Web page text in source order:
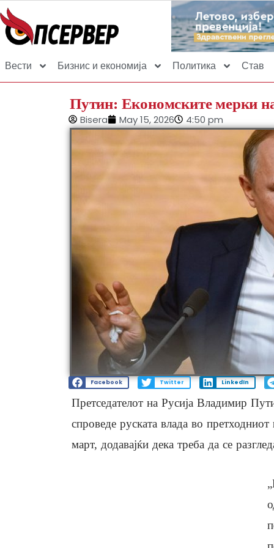
Вести Бизнис и економија Политика Став
Путин: Економските мерки
Bisera May 15, 2026 4:50 pm
Facebook Twitter LinkedIn
Претседателот на Русија Владимир
спроведе руската влада во
март, додавајќи дека треба да се